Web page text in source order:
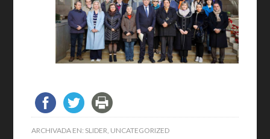
ARCHIVADA EN: SLIDER UNCATEGORIZED